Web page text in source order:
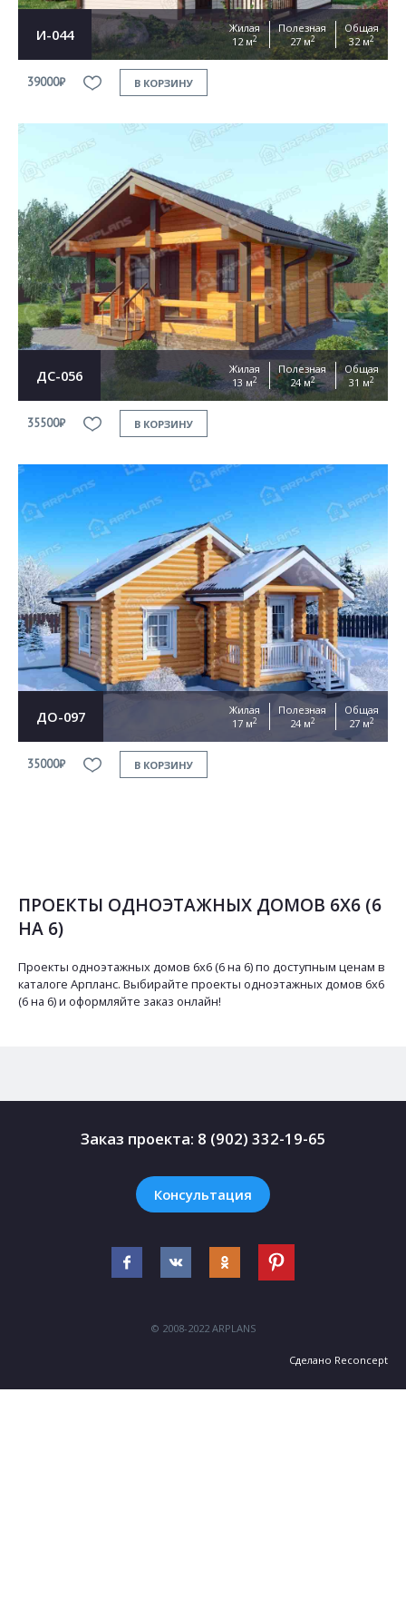
И-044
Жилая
12 м2
Полезная
27 м2
Общая
32 м2
39000₽ В КОРЗИНУ
ДС-056
Жилая
13 м2
Полезная
24 м2
Общая
31 м2
35500₽ В КОРЗИНУ
ДО-097
Жилая
17 м2
Полезная
24 м2
Общая
27 м2
35000₽ В КОРЗИНУ
ПРОЕКТЫ ОДНОЭТАЖНЫХ ДОМОВ 6Х6 (6
НА 6)
Проекты одноэтажных домов 6х6 (6 на 6) по доступным ценам в
каталоге Арпланс. Выбирайте проекты одноэтажных домов 6х6
(6 на 6) и оформляйте заказ онлайн!
Заказ проекта: 8 (902) 332-19-65
Консультация
© 2008-2022 ARPLANS
Сделано Reconcept